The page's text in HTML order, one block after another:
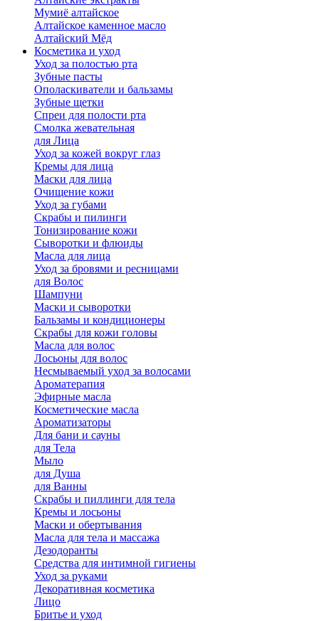
Мумиё алтайское
Алтайское каменное масло
Алтайский Мёд
Косметика и уход
Уход за полостью рта
Зубные пасты
Ополаскиватели и бальзамы
Зубные щетки
Спреи для полости рта
Смолка жевательная
для Лица
Уход за кожей вокруг глаз
Кремы для лица
Маски для лица
Очищение кожи
Уход за губами
Скрабы и пилинги
Тонизирование кожи
Сыворотки и флюиды
Масла для лица
Уход за бровями и ресницами
для Волос
Шампуни
Маски и сыворотки
Бальзамы и кондиционеры
Скрабы для кожи головы
Масла для волос
Лосьоны для волос
Несмываемый уход за волосами
Ароматерапия
Эфирные масла
Косметические масла
Ароматизаторы
Для бани и сауны
для Тела
Мыло
для Душа
для Ванны
Скрабы и пиллинги для тела
Кремы и лосьоны
Маски и обертывания
Масла для тела и массажа
Дезодоранты
Средства для интимной гигиены
Уход за руками
Декоративная косметика
Лицо
Бритье и уход